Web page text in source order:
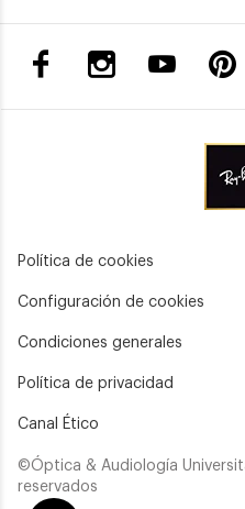
Política de cookies
Configuración de cookies
Condiciones generales
Política de privacidad
Canal Ético
©Óptica & Audiología
reservados